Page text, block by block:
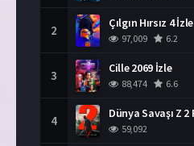
2 Çılgın Hırsız 4 İzle
97,009 6.2
3 Cille 2069 İzle
88,474 6.6
4
59,092